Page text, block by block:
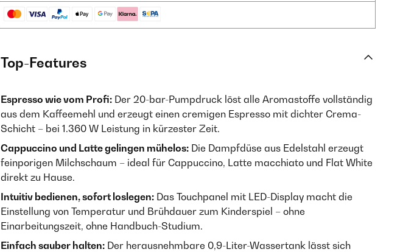
Top-Features
Espresso wie vom Profi: Der 20-bar-Pumpdruck löst alle Aromastoffe vollständig
aus dem Kaffeemehl und erzeugt einen cremigen Espresso mit dichter Crema-
Schicht – bei 1.360 W Leistung in kürzester Zeit.
Cappuccino und Latte gelingen mühelos: Die Dampfdüse aus Edelstahl erzeugt
feinporigen Milchschaum – ideal für Cappuccino, Latte macchiato und Flat White
direkt zu Hause.
Intuitiv bedienen, sofort loslegen: Das Touchpanel mit LED-Display macht die
Einstellung von Temperatur und Brühdauer zum Kinderspiel – ohne
Einarbeitungszeit, ohne Handbuch-Studium.
Einfach sauber halten: Der herausnehmbare 0,9-Liter-Wassertank lässt sich